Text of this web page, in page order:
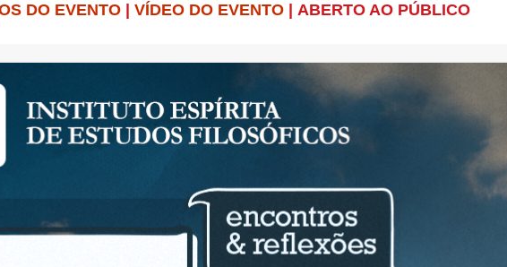
DO EVENTO VÍDEO DO EVENTO ABERTO AO PÚBLICO